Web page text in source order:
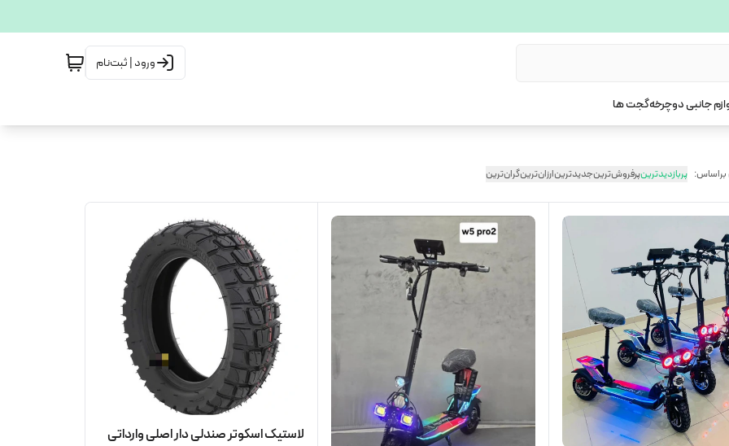
ورود | ثبت‌نام
جانبی دوچرخهگجت ها
پربازدیدترینپرفروش‌ترینجدیدترینارزان‌ترینگران‌ترین
لاستیک اسکوتر صندلی دار اصلی وارداتی